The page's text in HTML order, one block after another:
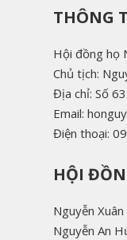
THÔNG
Hội đồng họ
Chủ tịch:
Địa chỉ: Số
Email:
Điện thoại:
HỘI
Nguyễn
Nguyễn An